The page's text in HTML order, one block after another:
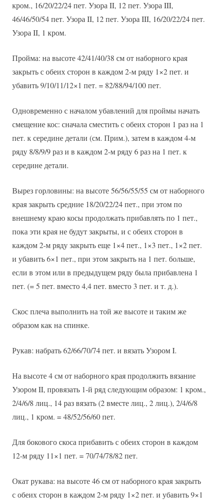
кром., 16/20/22/24 пет. Узора II, 12 пет. Узора III,
46/46/50/54 пет. Узора II, 12 пет. Узора III, 16/20/22/24 пет.
Узора II, 1 кром.
Пройма: на высоте 42/41/40/38 см от наборного края
закрыть с обеих сторон в каждом 2-м ряду 1×2 пет. и
убавить 9/10/11/12×1 пет. = 82/88/94/100 пет.
Одновременно с началом убавлений для проймы начать
смещение кос: сначала сместить с обеих сторон 1 раз на 1
пет. к середине детали (см. Прим.), затем в каждом 4-м
ряду 8/8/9/9 раз и в каждом 2-м ряду 6 раз на 1 пет. к
середине детали.
Вырез горловины: на высоте 56/56/55/55 см от наборного
края закрыть средние 18/20/22/24 пет., при этом по
внешнему краю косы продолжать прибавлять по 1 пет.,
пока эти края не будут закрыты, и с обеих сторон в
каждом 2-м ряду закрыть еще 1×4 пет., 1×3 пет., 1×2 пет.
и убавить 6×1 пет., при этом закрыть на 1 пет. больше,
если в этом или в предыдущем ряду была прибавлена 1
пет. (= 5 пет. вместо 4,4 пет. вместо 3 пет. и т. д.).
Скос плеча выполнить на той же высоте и таким же
образом как на спинке.
Рукав: набрать 62/66/70/74 пет. и вязать Узором I.
На высоте 4 см от наборного края продолжить вязание
Узором II, провязать 1-й ряд следующим образом: 1 кром.,
2/4/6/8 лиц., 14 раз вязать (2 вместе лиц., 2 лиц.), 2/4/6/8
лиц., 1 кром. = 48/52/56/60 пет.
Для бокового скоса прибавить с обеих сторон в каждом
12-м ряду 11×1 пет. = 70/74/78/82 пет.
Окат рукава: на высоте 46 см от наборного края закрыть
с обеих сторон в каждом 2-м ряду 1×2 пет. и убавить 9×1